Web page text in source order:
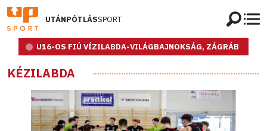
UTÁNPÓTLÁSSPORT
U16-OS FIÚ VÍZILABDA-VILÁGBAJNOKSÁG, ZÁGRÁB
KÉZILABDA